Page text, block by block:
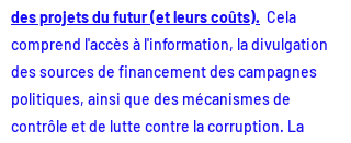
des projets du futur (et leurs coûts). Cela
comprend l'accès à l'information, la divulgation
des sources de financement des campagnes
politiques, ainsi que des mécanismes de
contrôle et de lutte contre la corruption. La